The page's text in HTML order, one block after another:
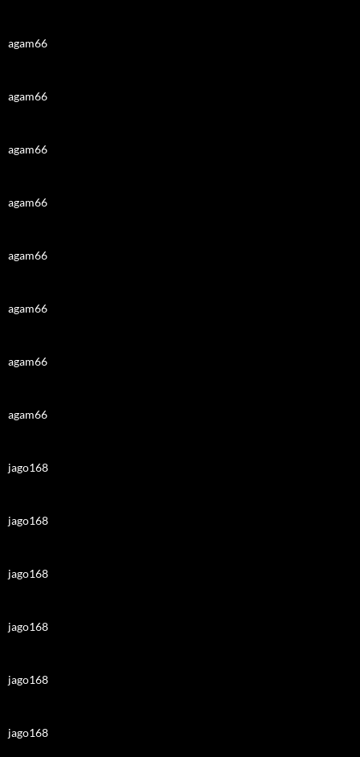
agam66
agam66
agam66
agam66
agam66
agam66
agam66
agam66
jago168
jago168
jago168
jago168
jago168
jago168